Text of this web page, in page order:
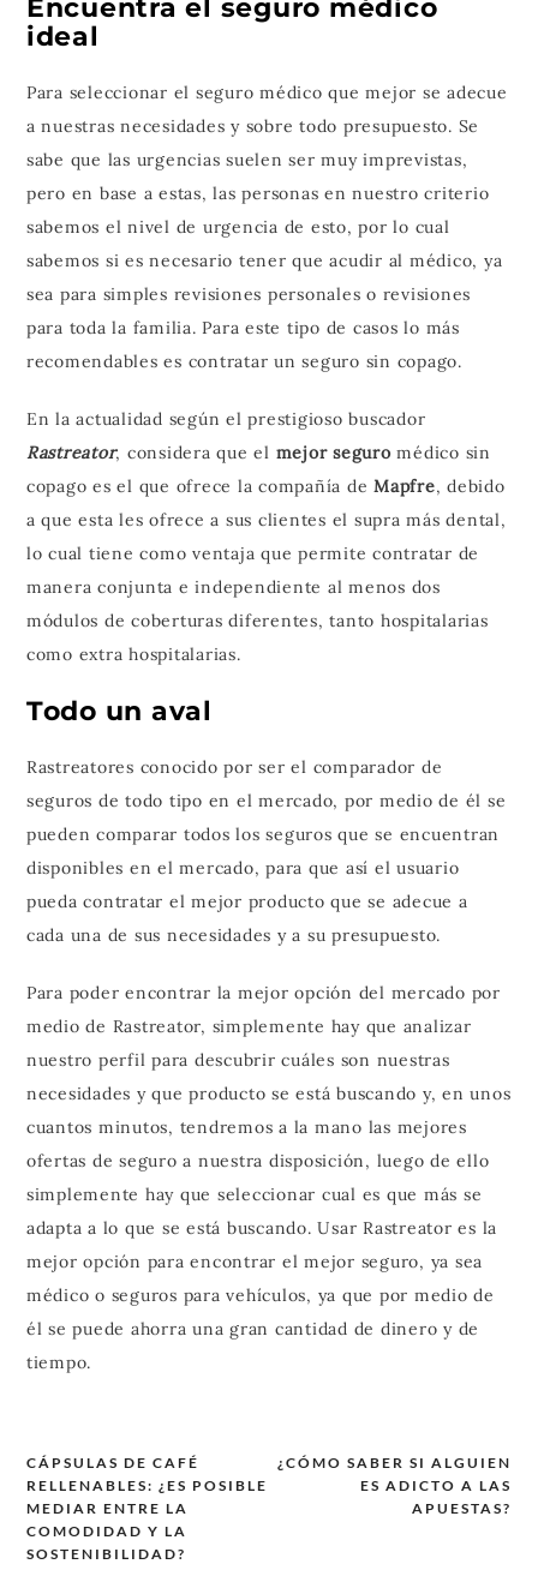
Encuentra el seguro médico
ideal
Para seleccionar el seguro médico que mejor se adecue
a nuestras necesidades y sobre todo presupuesto. Se
sabe que las urgencias suelen ser muy imprevistas,
pero en base a estas, las personas en nuestro criterio
sabemos el nivel de urgencia de esto, por lo cual
sabemos si es necesario tener que acudir al médico, ya
sea para simples revisiones personales o revisiones
para toda la familia. Para este tipo de casos lo más
recomendables es contratar un seguro sin copago.
En la actualidad según el prestigioso buscador
Rastreator, considera que el mejor seguromédico sin
copago es el que ofrece la compañía deMapfre, debido
a que esta les ofrece a sus clientes el supra más dental,
lo cual tiene como ventaja que permite contratar de
manera conjunta e independiente al menos dos
módulos de coberturas diferentes, tanto hospitalarias
como extra hospitalarias.
Todo un aval
Rastreatores conocido por ser el comparador de
seguros de todo tipo en el mercado, por medio de él se
pueden comparar todos los seguros que se encuentran
disponibles en el mercado, para que así el usuario
pueda contratar el mejor producto que se adecue a
cada una de sus necesidades y a su presupuesto.
Para poder encontrar la mejor opción del mercado por
medio de Rastreator, simplemente hay que analizar
nuestro perfil para descubrir cuáles son nuestras
necesidades y que producto se está buscando y, en unos
cuantos minutos, tendremos a la mano las mejores
ofertas de seguro a nuestra disposición, luego de ello
simplemente hay que seleccionar cual es que más se
adapta a lo que se está buscando. Usar Rastreator es la
mejor opción para encontrar el mejor seguro, ya sea
médico o seguros para vehículos, ya que por medio de
él se puede ahorra una gran cantidad de dinero y de
tiempo.
Navegación
de
¿CÓMO SABER SI ALGUIEN
ES ADICTO A LAS
APUESTAS?
CÁPSULAS DE CAFÉ
RELLENABLES: ¿ES POSIBLE
MEDIAR ENTRE LA
COMODIDAD Y LA
SOSTENIBILIDAD?